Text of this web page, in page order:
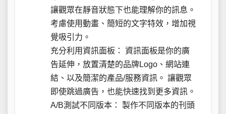
讓觀眾在靜音狀態下也能理解你的訊息。
考慮使用動畫、簡短的文字特效，增加視
覺吸引力。
充分利用資訊面板： 資訊面板是你的廣
告延伸，放置清楚的品牌Logo、網站連
結、以及簡潔的產品/服務資訊。 讓觀眾
即使跳過廣告，也能快速找到更多資訊。
A/B測試不同版本： 製作不同版本的刊頭